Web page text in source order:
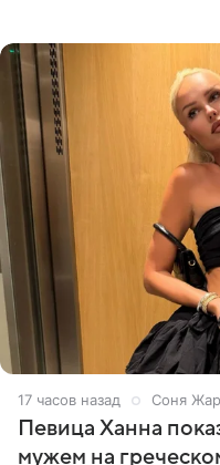
17 часов назад Соня
Певица Ханна
мужем на